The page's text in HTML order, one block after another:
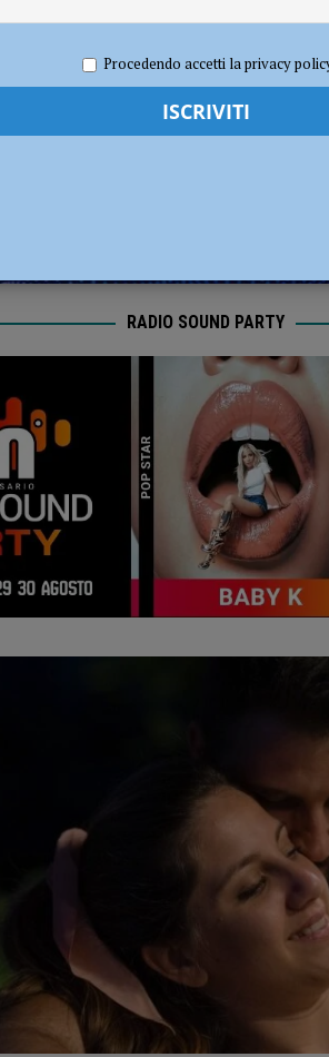
“Più verde per contrastare il cambiamento
Redazione FG Cronaca Piacenza
RADIO SOUND PARTY
Procedendo accetti la privacy